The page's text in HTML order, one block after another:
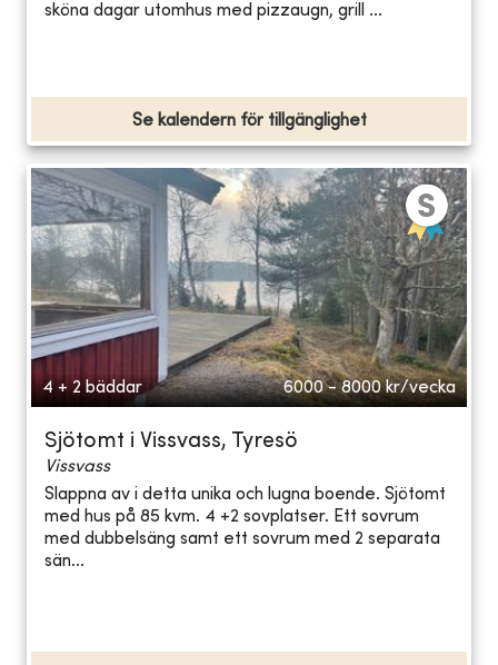
sköna dagar utomhus med pizzaugn, grill ...
Se kalendern för tillgänglighet
4 + 2 bäddar 6000 - 8000 kr/vecka
Sjötomt i Vissvass, Tyresö
Vissvass
Slappna av i detta unika och lugna boende. Sjötomt
med hus på 85 kvm. 4 +2 sovplatser. Ett sovrum
med dubbelsäng samt ett sovrum med 2 separata
sän...